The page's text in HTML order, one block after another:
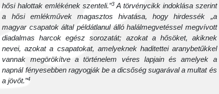
hősi halottak emlékének szenteli.”3 A törvénycikk indoklása szerint
a hősi emlékművek magasztos hivatása, hogy hirdessék „a
magyar csapatok által példátlanul álló halálmegvetéssel megvívott
diadalmas harcok egész sorozatát; azokat a hősöket, akiknek
nevei, azokat a csapatokat, amelyeknek haditettei aranybetűkkel
vannak megörökítve a történelem véres lapjain és amelyek a
napnál fényesebben ragyogják be a dicsőség sugarával a multat és
a jövőt.”4